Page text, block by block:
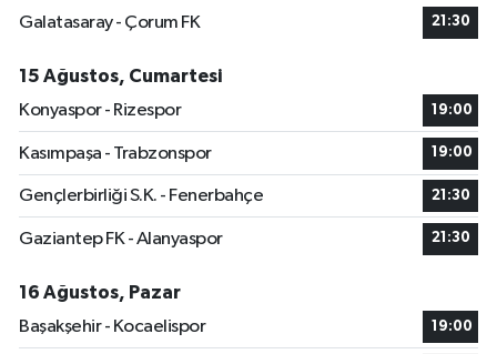
Galatasaray - Çorum FK
21:30
15 Ağustos, Cumartesi
Konyaspor - Rizespor
19:00
Kasımpaşa - Trabzonspor 19:00
Gençlerbirliği S.K. - Fenerbahçe 21:30
Gaziantep FK - Alanyaspor 21:30
16 Ağustos, Pazar
Başakşehir - Kocaelispor
19:00